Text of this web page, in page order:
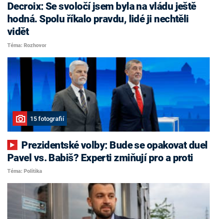
Decroix: Se svoločí jsem byla na vládu ještě
hodná. Spolu říkalo pravdu, lidé ji nechtěli
vidět
Téma: Rozhovor
15 fotografií
Pavel vs. Babiš? Experti zmiňují pro a proti
Téma: Politika